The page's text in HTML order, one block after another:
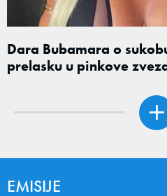
Dara Bubamara o
prelasku u pinkove
EMISIJE